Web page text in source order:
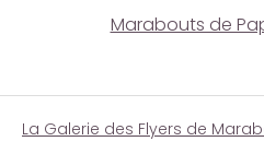
Marabouts de
La Galerie des Flyers de